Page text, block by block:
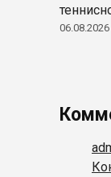
06.08.2026